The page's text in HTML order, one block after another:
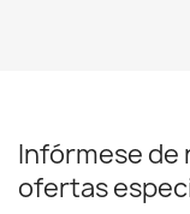
Infórmese de
ofertas